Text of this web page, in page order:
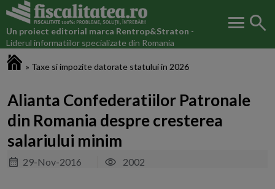
Un proiect editorial marca Rentrop&Straton -
Liderul informatiilor specializate din Romania
menu search
» Taxe si impozite datorate statului in 2026
Alianta Confederatiilor Patronale
din Romania despre cresterea
salariului minim
29-Nov-2016 2002